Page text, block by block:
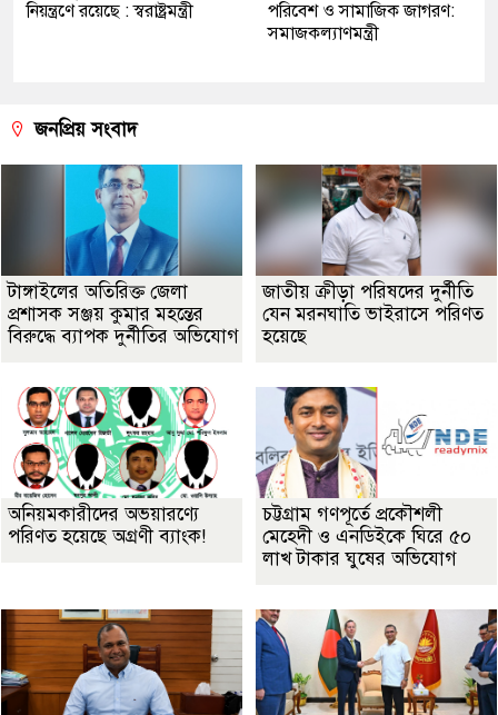
নিয়ন্ত্রণে রয়েছে : স্বরাষ্ট্রমন্ত্রী
পরিবেশ ও সামাজিক জাগরণ:
সমাজকল্যাণমন্ত্রী
জনপ্রিয় সংবাদ
টাঙ্গাইলের অতিরিক্ত জেলা
প্রশাসক সঞ্জয় কুমার মহন্তের
বিরুদ্ধে ব্যাপক দুর্নীতির অভিযোগ
জাতীয় ক্রীড়া পরিষদের দুর্নীতি
যেন মরনঘাতি ভাইরাসে পরিণত
হয়েছে
অনিয়মকারীদের অভয়ারণ্যে
পরিণত হয়েছে অগ্রণী ব্যাংক!
চট্টগ্রাম গণপূর্তে প্রকৌশলী
মেহেদী ও এনডিইকে ঘিরে ৫০
লাখ টাকার ঘুষের অভিযোগ